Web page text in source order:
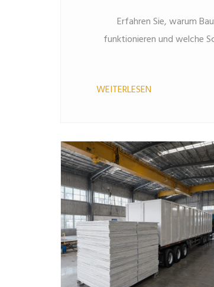
Erfahren Sie, warum
funktionieren und welche
WEITERLESEN